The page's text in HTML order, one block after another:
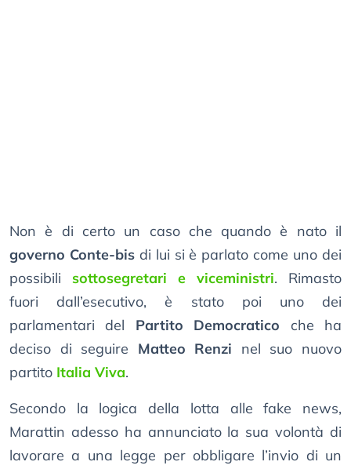
Non è di certo un caso che quando è nato il
governo Conte-bisdi lui si è parlato come uno dei
possibili sottosegretari e viceministri. Rimasto
fuori dall’esecutivo, è stato poi uno dei
parlamentari del Partito Democratico che ha
deciso di seguire Matteo Renzi nel suo nuovo
partito Italia Viva.
Secondo la logica della lotta alle fake news,
Marattin adesso ha annunciato la sua volontà di
lavorare a una legge per obbligare l’invio di un